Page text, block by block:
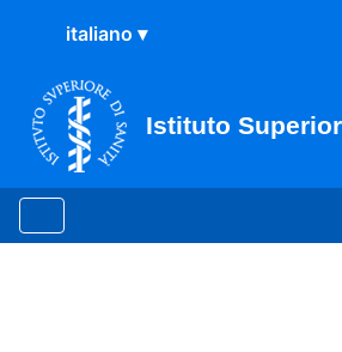
Istituto